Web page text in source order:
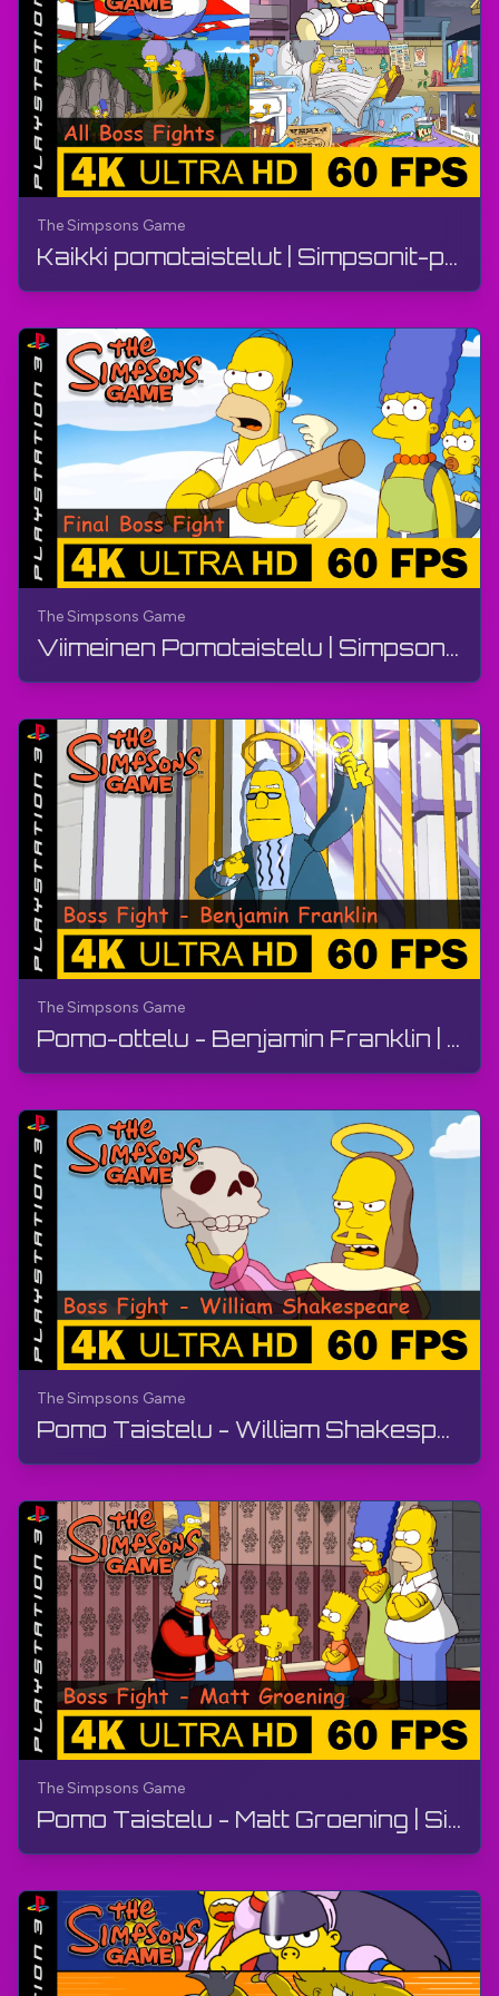
The Simpsons Game
Kaikki pomotaistelut | Simpsonit-peli | Opas, ilman kommentteja, PS3
The Simpsons Game
Viimeinen Pomotaistelu | Simpsonit-peli | Opas, Ilman Kommentteja, PS3
The Simpsons Game
Pomo-ottelu - Benjamin Franklin | Simpsonit-peli | Opas, ilman kommentteja, PS3
The Simpsons Game
Pomo Taistelu - William Shakespeare | Simpsonit Peli | Peliohje, Ilman Kommenttia, PS3
The Simpsons Game
Pomo Taistelu - Matt Groening | Simpsonit Peli | Opas, Ilman Kommentaareja, PS3